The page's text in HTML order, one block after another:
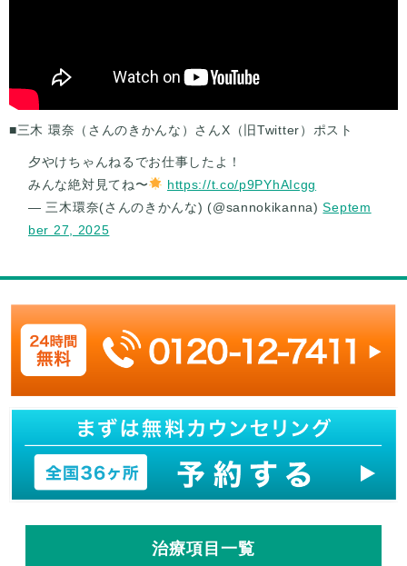
■三木 環奈（さんのきかんな）さんX（旧Twitter）ポスト
夕やけちゃんねるでお仕事したよ！
みんな絶対見てね〜
https://t.co/p9PYhAIcgg
— 三木環奈(さんのきかんな) (@sannokikanna)Septem
ber 27, 2025
治療項目一覧